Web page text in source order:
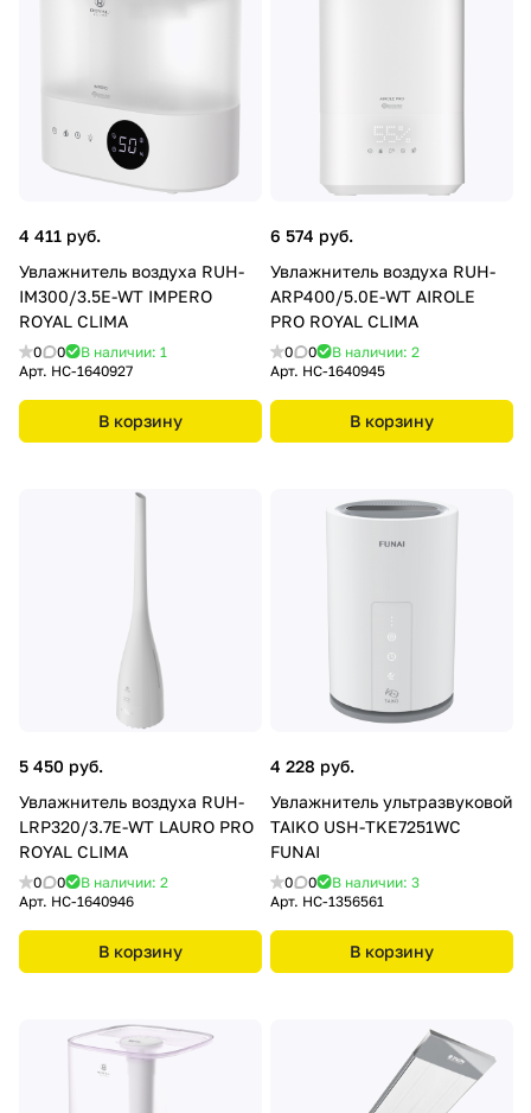
4 411 руб.
Увлажнитель воздуха RUH-
IM300/3.5E-WT IMPERO
ROYAL CLIMA
0 0
В наличии: 1
Арт. НС-1640927
В корзину
6 574 руб.
Увлажнитель воздуха RUH-
ARP400/5.0E-WT AIROLE
PRO ROYAL CLIMA
0 0
В наличии: 2
Арт. НС-1640945
В корзину
5 450 руб.
Увлажнитель воздуха RUH-
LRP320/3.7E-WT LAURO PRO
ROYAL CLIMA
0 0
В наличии: 2
Арт. НС-1640946
В корзину
4 228 руб.
Увлажнитель ультразвуковой
TAIKO USH-TKE7251WC
FUNAI
0 0
В наличии: 3
Арт. НС-1356561
В корзину